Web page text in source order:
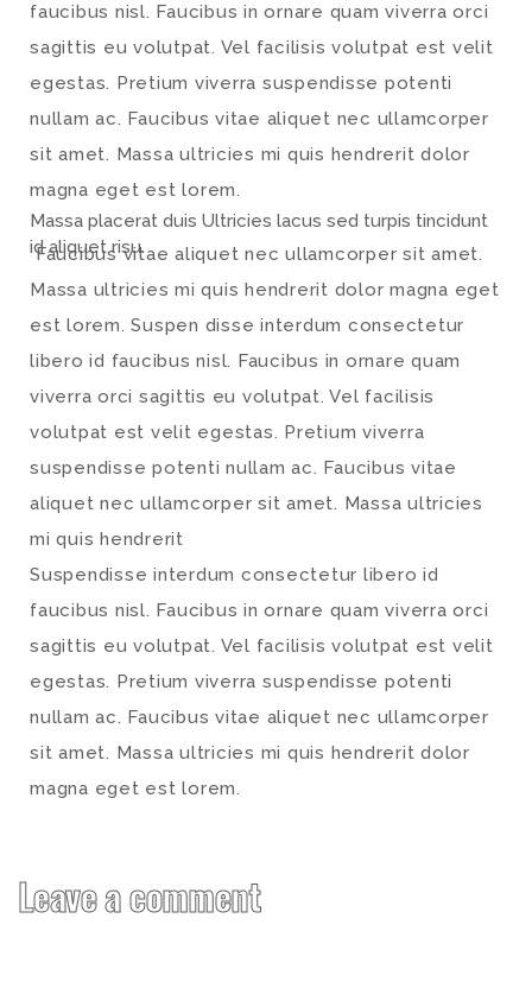
faucibus nisl. Faucibus in ornare quam viverra orci
sagittis eu volutpat. Vel facilisis volutpat est velit
egestas. Pretium viverra suspendisse potenti
nullam ac. Faucibus vitae aliquet nec ullamcorper
sit amet. Massa ultricies mi quis hendrerit dolor
magna eget est lorem.
Massa placerat duis Ultricies lacus sed turpis tincidunt
id aliquet risu.
Faucibus vitae aliquet nec ullamcorper sit amet.
Massa ultricies mi quis hendrerit dolor magna eget
est lorem. Suspen disse interdum consectetur
libero id faucibus nisl. Faucibus in ornare quam
viverra orci sagittis eu volutpat. Vel facilisis
volutpat est velit egestas. Pretium viverra
suspendisse potenti nullam ac. Faucibus vitae
aliquet nec ullamcorper sit amet. Massa ultricies
mi quis hendrerit
Suspendisse interdum consectetur libero id
faucibus nisl. Faucibus in ornare quam viverra orci
sagittis eu volutpat. Vel facilisis volutpat est velit
egestas. Pretium viverra suspendisse potenti
nullam ac. Faucibus vitae aliquet nec ullamcorper
sit amet. Massa ultricies mi quis hendrerit dolor
magna eget est lorem.
Leave a comment